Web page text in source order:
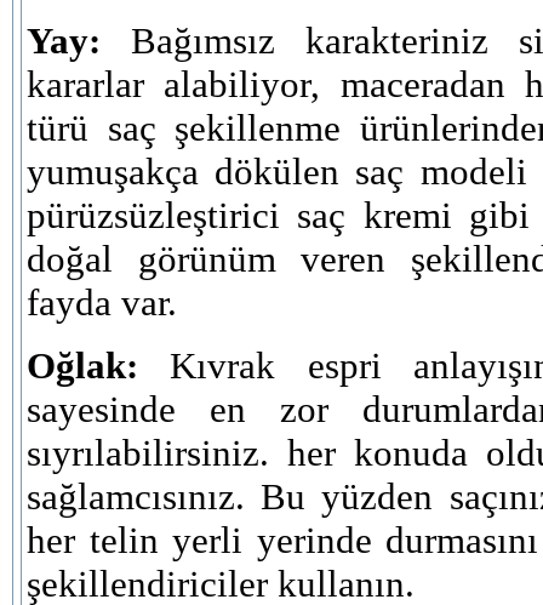
Yay: Bağımsız
kararlar alabiliyor, maceradan
türü saç şekillenme
yumuşakça dökülen saç modeli
pürüzsüzleştirici saç kremi
doğal görünüm veren
fayda var.
Oğlak: Kıvrak espri
sayesinde en zor
sıyrılabilirsiniz. her konuda
sağlamcısınız. Bu yüzden
her telin yerli yerinde
şekillendiriciler kullanın.